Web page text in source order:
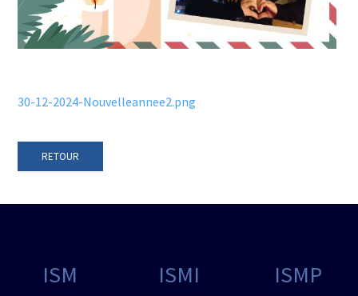
30-12-2024-Nouvelleannee2.png
RETOUR
ISM ISMI ISMP